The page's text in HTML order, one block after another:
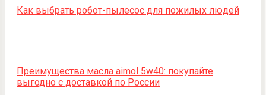
Как выбрать робот-пылесос для пожилых людей
Преимущества масла aimol 5w40: покупайте
выгодно с доставкой по России